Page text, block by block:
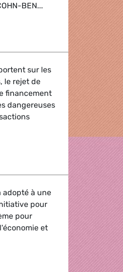
BEN...
sur les
le rejet de
financement
dangereuses
adopté à une
pour
pour
et